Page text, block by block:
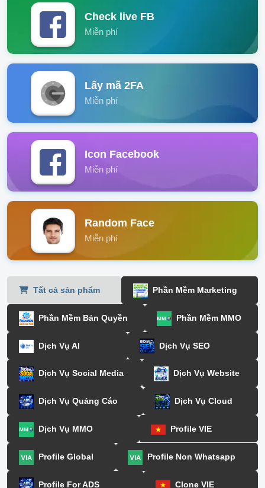
Check live FB
Miễn phí
Lấy mã 2FA
Miễn phí
Icon Facebook
Miễn phí
Random Face
Miễn phí
Tất cả sản phẩm Phần Mềm Marketing
Phần Mềm Bản Quyền Phần Mềm MMO
Dịch Vụ AI Dịch Vụ SEO
Dịch Vụ Social Media Dịch Vụ Website
Dịch Vụ Quảng Cáo Dịch Vụ Cloud
Dịch Vụ MMO Profile VIE
Profile Global Profile Non Whatsapp
Profile For ADS Clone VIE